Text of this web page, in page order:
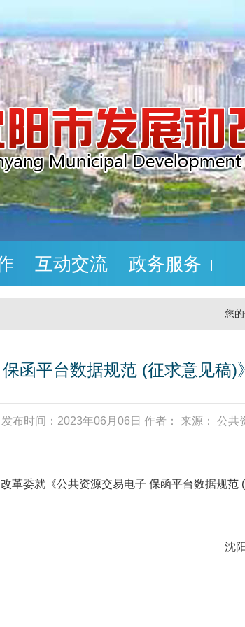
互动交流 政务服务
您的
保函平台数据规范 (征求意见稿
发布时间：2023年06月06日 作者： 来源： 公共
委就《公共资源交易电子 保函平台数据规范
展和改革
6月6